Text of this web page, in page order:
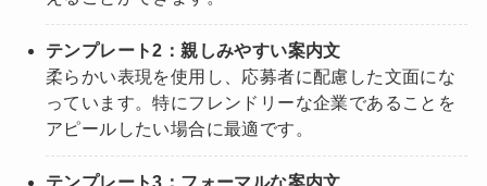
テンプレート2：親しみやすい案内文
柔らかい表現を使用し、応募者に配慮した文面にな
っています。特にフレンドリーな企業であることを
アピールしたい場合に最適です。
テンプレート3：フォーマルな案内文